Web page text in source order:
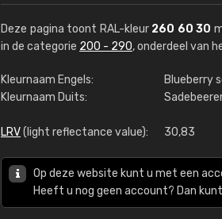
Deze pagina toont RAL-kleur 260 60 30
in de categorie 200 - 290, onderdeel van
Kleurnaam Engels:
Blueberry
Kleurnaam Duits:
LRV(light reflectance value): 30,83
Op deze website kunt u met een
Heeft u nog geen account? Dan